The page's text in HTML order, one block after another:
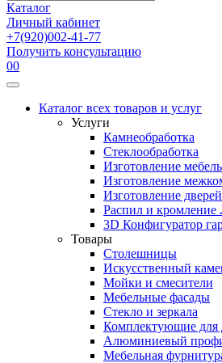
Каталог
Личный кабинет
+7(920)002-41-77
Получить консультацию
00
Каталог всех товаров и услуг
Услуги
Камнеобработка
Стеклообработка
Изготовление
Изготовление
Изготовление
Распил и
3D Конфигуратор
Товары
Столешницы
Искусственный
Мойки и смесители
Мебельные фасады
Стекло и зеркала
Комплектующие для
Алюминиевый
Мебельная